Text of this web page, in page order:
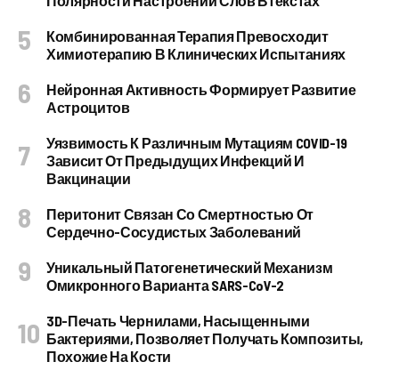
Комбинированная Терапия Превосходит
Химиотерапию В Клинических Испытаниях
Нейронная Активность Формирует Развитие
Астроцитов
Уязвимость К Различным Мутациям COVID-19
Зависит От Предыдущих Инфекций И
Вакцинации
Перитонит Связан Со Смертностью От
Сердечно-Сосудистых Заболеваний
Уникальный Патогенетический Механизм
Омикронного Варианта SARS-CoV-2
3D-Печать Чернилами, Насыщенными
Бактериями, Позволяет Получать Композиты,
Похожие На Кости